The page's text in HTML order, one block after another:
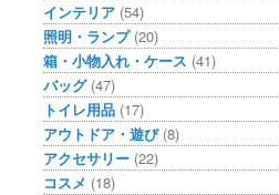
インテリア (54)
照明・ランプ(20)
箱・小物入れ・ケース (41)
バッグ(47)
トイレ用品 (17)
アウトドア・遊び(8)
アクセサリー (22)
コスメ (18)